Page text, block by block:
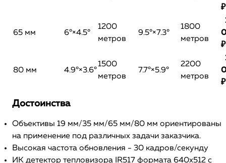
₽
65 мм 6°×4.5°
1200
метров
9.5°×7.3°
1800
метров
₽
80 мм 4.9°×3.6°
1500
метров
7.7°×5.9°
2200
метров
₽
Достоинства
Объективы 19 мм/35 мм/65 мм/80 мм ориентированы
на применение под различных задачи заказчика.
Высокая частота обновления - 30 кадров/секунду
ИК детектор тепловизора IR517 формата 640х512 с